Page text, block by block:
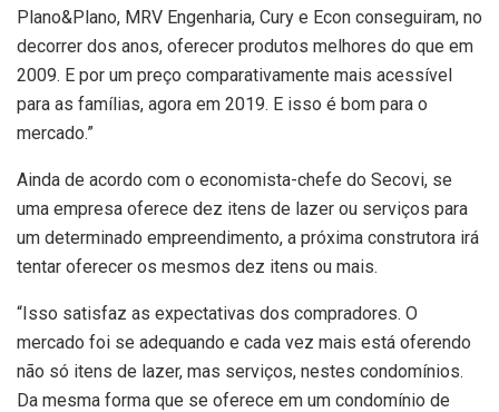
Plano&Plano, MRV Engenharia, Cury e Econ conseguiram, no
decorrer dos anos, oferecer produtos melhores do que em
2009. E por um preço comparativamente mais acessível
para as famílias, agora em 2019. E isso é bom para o
mercado.”
Ainda de acordo com o economista-chefe do Secovi, se
uma empresa oferece dez itens de lazer ou serviços para
um determinado empreendimento, a próxima construtora irá
tentar oferecer os mesmos dez itens ou mais.
“Isso satisfaz as expectativas dos compradores. O
mercado foi se adequando e cada vez mais está oferendo
não só itens de lazer, mas serviços, nestes condomínios.
Da mesma forma que se oferece em um condomínio de